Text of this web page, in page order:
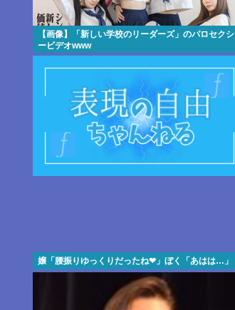
【画像】「新しい学校のリーダーズ」のパロセクシ
ービデオwww
嬢「腰振りゆっくりだったね❤」ぼく「あはは…」